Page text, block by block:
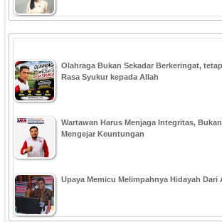
Olahraga Bukan Sekadar Berkeringat,
Rasa Syukur kepada Allah
Wartawan Harus Menjaga Integritas,
Mengejar Keuntungan
Upaya Memicu Melimpahnya Hidayah Dari